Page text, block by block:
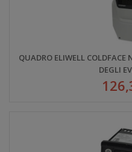
QUADRO ELIWELL COLDFACE
DEGLI